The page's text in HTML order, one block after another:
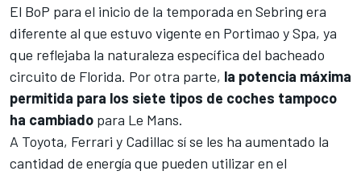
El BoP para el inicio de la temporada en Sebring era
diferente al que estuvo vigente en Portimao y Spa, ya
que reflejaba la naturaleza específica del bacheado
circuito de Florida. Por otra parte, la potencia máxima
permitida para los siete tipos de coches tampoco
ha cambiado para Le Mans.
A Toyota, Ferrari y Cadillac sí se les ha aumentado la
cantidad de energía que pueden utilizar en el